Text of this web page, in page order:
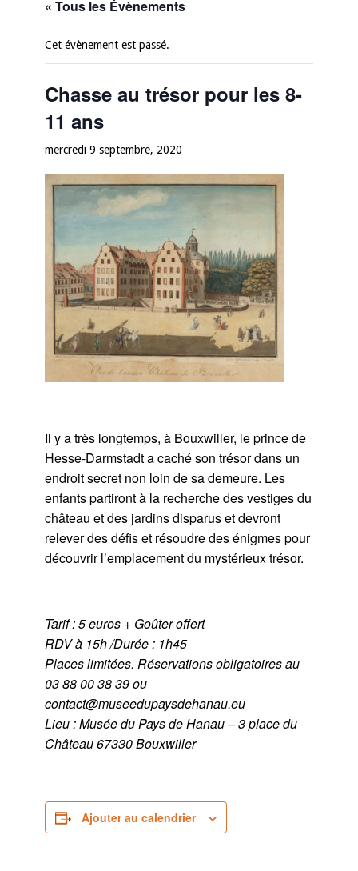
« Tous les Évènements
Cet évènement est passé.
Chasse au trésor pour les 8-
11 ans
mercredi 9 septembre, 2020
Il y a très longtemps, à Bouxwiller, le prince de
Hesse-Darmstadt a caché son trésor dans un
endroit secret non loin de sa demeure. Les
enfants partiront à la recherche des vestiges du
château et des jardins disparus et devront
relever des défis et résoudre des énigmes pour
découvrir l’emplacement du mystérieux trésor.
Tarif : 5 euros + Goûter offert
RDV à 15h /Durée : 1h45
Places limitées. Réservations obligatoires au
03 88 00 38 39 ou
contact@museedupaysdehanau.eu
Lieu : Musée du Pays de Hanau – 3 place du
Château 67330 Bouxwiller
Ajouter au calendrier